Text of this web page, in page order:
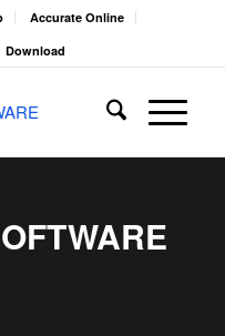
Accurate Online
Download